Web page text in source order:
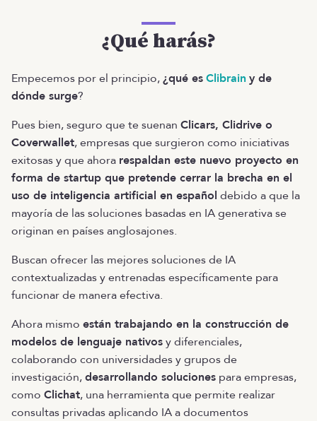
¿Qué harás?
Empecemos por el principio,¿qué esClibrain y de
dónde surge?
Pues bien, seguro que te suenan Clicars, Clidrive o
Coverwallet, empresas que surgieron como iniciativas
exitosas y que ahora respaldan este nuevo proyecto en
forma de startup que pretende cerrar la brecha en el
uso de inteligencia artificial en español debido a que la
mayoría de las soluciones basadas en IA generativa se
originan en países anglosajones.
Buscan ofrecer las mejores soluciones de IA
contextualizadas y entrenadas específicamente para
funcionar de manera efectiva.
Ahora mismo están trabajando en la construcción de
modelos de lenguaje nativosy diferenciales,
colaborando con universidades y grupos de
investigación,desarrollando soluciones para empresas,
como Clichat, una herramienta que permite realizar
consultas privadas aplicando IA a documentos